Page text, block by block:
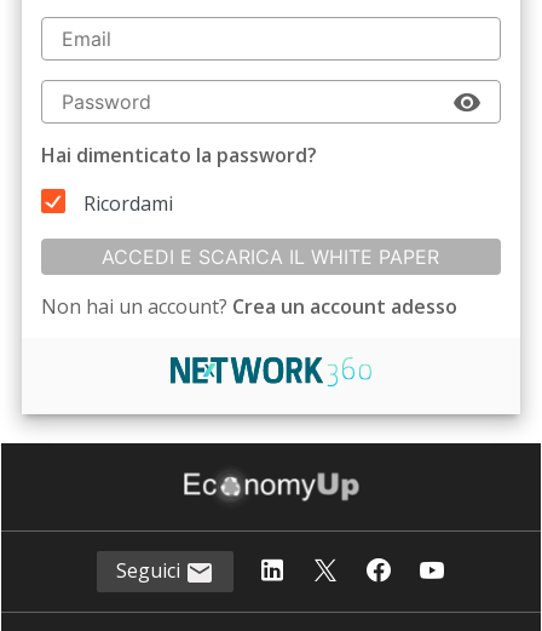
Hai dimenticato la password?
Ricordami
ACCEDI E SCARICA IL WHITE PAPER
Non hai un account? Crea un account adesso
Seguici